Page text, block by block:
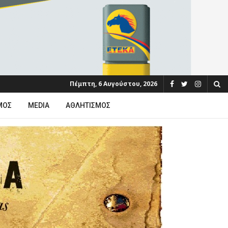
Πέμπτη, 6 Αυγούστου, 2026
MEDIA ΑΘΛΗΤΙΣΜΌΣ